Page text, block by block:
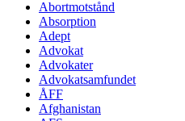
Abortmotstånd
Absorption
Adept
Advokat
Advokater
Advokatsamfundet
ÅFF
Afghanistan